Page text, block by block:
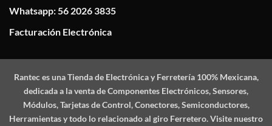
Whatsapp: 56 2026 3835
Facturación Electrónica
Ranteces una Tienda de Electrónica y Ferretería 100% Mexicana,
dedicada a la venta de Componentes Electrónicos, Sensores,
Módulos, Tarjetas de Control, Conectores, Semiconductores,
Herramientas y todo lo relacionado al giro Ferretero. Visite nuestro